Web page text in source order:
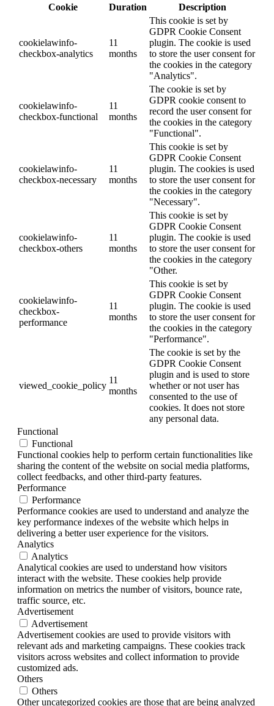
Cookie
Duration Description
cookielawinfo-
checkbox-analytics
11
months
This cookie is set by
GDPR Cookie Consent
plugin. The cookie is used
to store the user consent for
the cookies in the category
"Analytics".
cookielawinfo-
checkbox-functional
11
months
The cookie is set by
GDPR cookie consent to
record the user consent for
the cookies in the category
"Functional".
cookielawinfo-
checkbox-necessary
11
months
This cookie is set by
GDPR Cookie Consent
plugin. The cookies is used
to store the user consent for
the cookies in the category
"Necessary".
cookielawinfo-
checkbox-others
11
months
This cookie is set by
GDPR Cookie Consent
plugin. The cookie is used
to store the user consent for
the cookies in the category
"Other.
cookielawinfo-
checkbox-
performance
11
months
This cookie is set by
GDPR Cookie Consent
plugin. The cookie is used
to store the user consent for
the cookies in the category
"Performance".
viewed_cookie_policy
11
months
The cookie is set by the
GDPR Cookie Consent
plugin and is used to store
whether or not user has
consented to the use of
cookies. It does not store
any personal data.
Functional
Functional
Functional cookies help to perform certain functionalities like
sharing the content of the website on social media platforms,
collect feedbacks, and other third-party features.
Performance
Performance
Performance cookies are used to understand and analyze the
key performance indexes of the website which helps in
delivering a better user experience for the visitors.
Analytics
Analytics
Analytical cookies are used to understand how visitors
interact with the website. These cookies help provide
information on metrics the number of visitors, bounce rate,
traffic source, etc.
Advertisement
Advertisement
Advertisement cookies are used to provide visitors with
relevant ads and marketing campaigns. These cookies track
visitors across websites and collect information to provide
customized ads.
Others
Others
Other uncategorized cookies are those that are being analyzed